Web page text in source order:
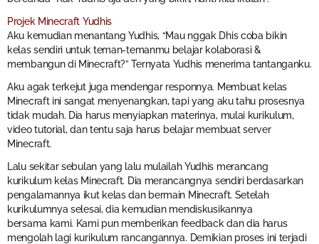
Projek Minecraft Yudhis
Aku kemudian menantang Yudhis, “Mau nggak Dhis coba bikin
kelas sendiri untuk teman-temanmu belajar kolaborasi &
membangun di Minecraft?” Ternyata Yudhis menerima tantanganku.
Aku agak terkejut juga mendengar responnya. Membuat kelas
Minecraft ini sangat menyenangkan, tapi yang aku tahu prosesnya
tidak mudah. Dia harus menyiapkan materinya, mulai kurikulum,
video tutorial, dan tentu saja harus belajar membuat server
Minecraft.
Lalu sekitar sebulan yang lalu mulailah Yudhis merancang
kurikulum kelas Minecraft. Dia merancangnya sendiri berdasarkan
pengalamannya ikut kelas dan bermain Minecraft. Setelah
kurikulumnya selesai, dia kemudian mendiskusikannya
bersama kami. Kami pun memberikan feedback dan dia harus
mengolah lagi kurikulum rancangannya. Demikian proses ini terjadi